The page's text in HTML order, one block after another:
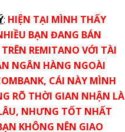
: HIỆN TẠI MÌNH THẤY
BẠN ĐANG BÁN
REMITANO VỚI TÀI
NGÂN HÀNG NGOÀI
CÁI NÀY MÌNH
RÕ THỜI GIAN NHẬN LÀ
NHƯNG TỐT NHẤT
KHÔNG NÊN GIAO